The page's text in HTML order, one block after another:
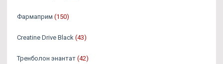
Фармаприм (150)
Creatine Drive Black (43)
Тренболон энантат (42)